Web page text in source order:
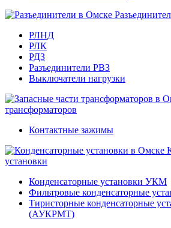
РЛНД
РЛК
РДЗ
Разъединители РВЗ
Выключатели нагрузки
трансформаторов
Контактные зажимы
установки
Конденсаторные установки УКМ
Фильтровые конденсаторные
Тиристорные конденсаторные
(АУКРМТ)